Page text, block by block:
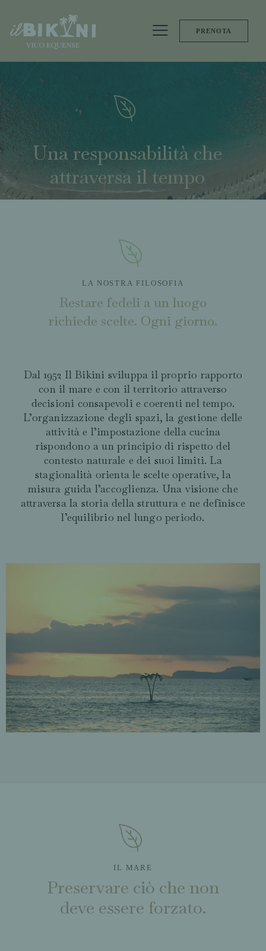
PRENOTA
Una responsabilità che
attraversa il tempo
LA NOSTRA FILOSOFIA
Restare fedeli a un luogo
richiede scelte. Ogni giorno.
Dal 1952 Il Bikini sviluppa il proprio rapporto
con il mare e con il territorio attraverso
decisioni consapevoli e coerenti nel tempo.
L’organizzazione degli spazi, la gestione delle
attività e l’impostazione della cucina
rispondono a un principio di rispetto del
contesto naturale e dei suoi limiti. La
stagionalità orienta le scelte operative, la
misura guida l’accoglienza. Una visione che
attraversa la storia della struttura e ne definisce
l’equilibrio nel lungo periodo.
IL MARE
Preservare ciò che non
deve essere forzato.